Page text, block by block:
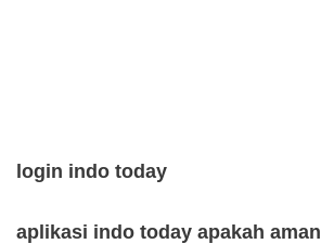
login indo today
aplikasi indo today apakah aman